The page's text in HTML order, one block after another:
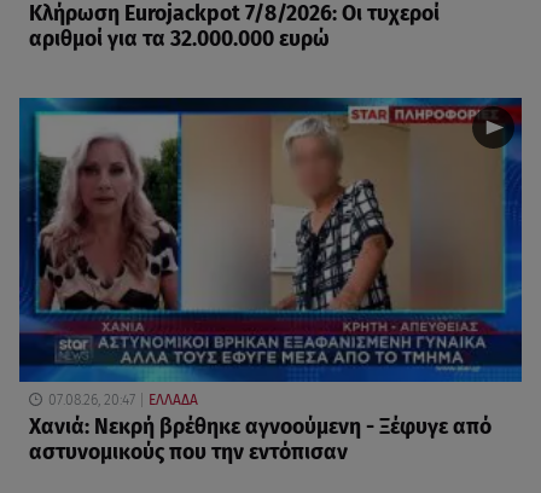
Κλήρωση Eurojackpot 7/8/2026: Οι τυχεροί
αριθμοί για τα 32.000.000 ευρώ
07.08.26, 20:47 ΕΛΛΑΔΑ
Χανιά: Νεκρή βρέθηκε αγνοούμενη - Ξέφυγε από
αστυνομικούς που την εντόπισαν